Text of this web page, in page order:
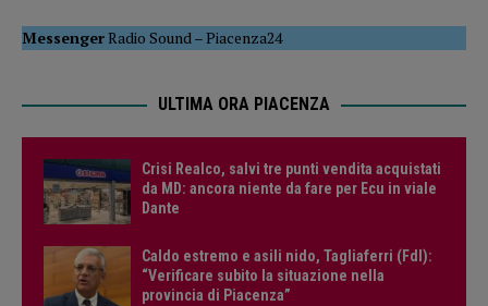
MessengerRadio Sound–Piacenza24
ULTIMA ORA PIACENZA
Crisi Realco, salvi tre punti vendita acquistati
da MD: ancora niente da fare per Ecu in viale
Dante
Caldo estremo e asili nido, Tagliaferri (FdI):
“Verificare subito la situazione nella
provincia di Piacenza”